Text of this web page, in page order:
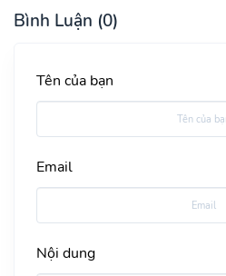
Bình Luận (0)
Tên của bạn
Email
Nội dung